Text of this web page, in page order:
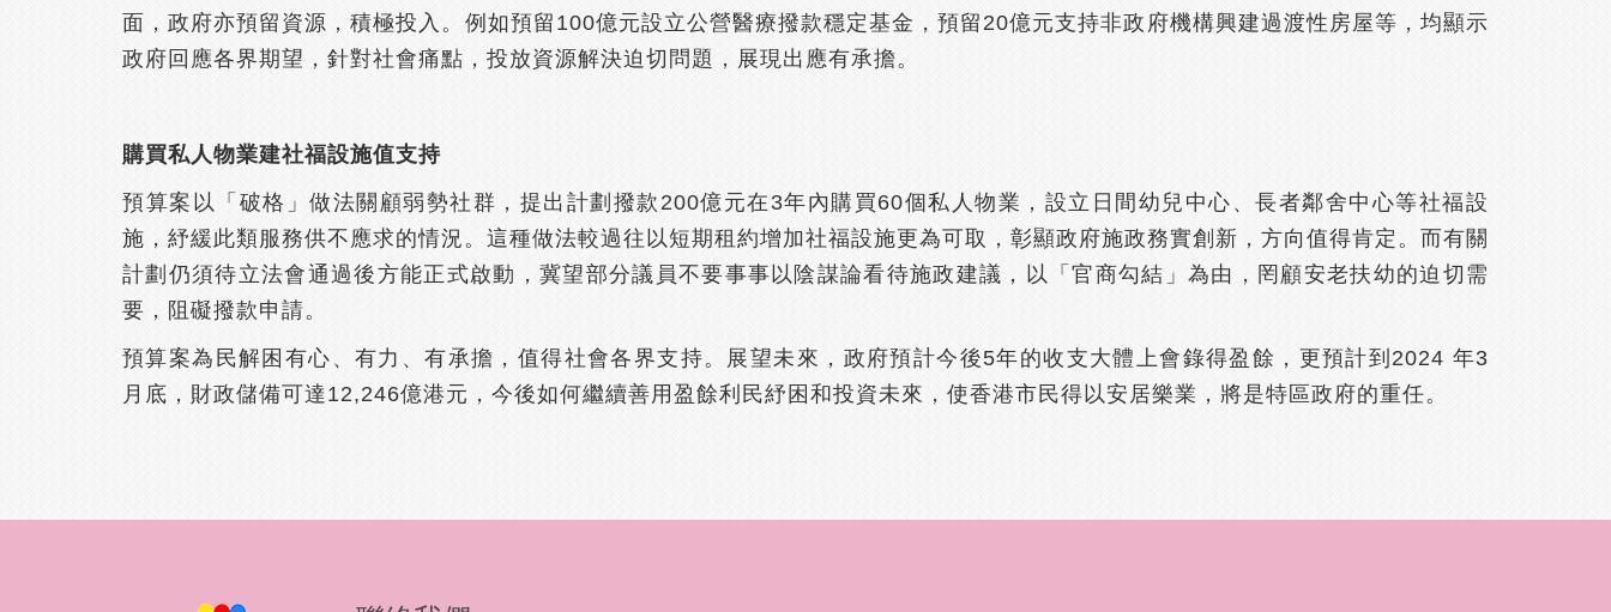
面，政府亦預留資源，積極投入。例如預留100億元設立公營醫療撥款穩定基金，預留20億元支持非政府機構興建過渡性房屋等，均顯示
政府回應各界期望，針對社會痛點，投放資源解決迫切問題，展現出應有承擔。
購買私人物業建社福設施值支持
預算案以「破格」做法關顧弱勢社群，提出計劃撥款200億元在3年內購買60個私人物業，設立日間幼兒中心、長者鄰舍中心等社福設
施，紓緩此類服務供不應求的情況。這種做法較過往以短期租約增加社福設施更為可取，彰顯政府施政務實創新，方向值得肯定。而有關
計劃仍須待立法會通過後方能正式啟動，冀望部分議員不要事事以陰謀論看待施政建議，以「官商勾結」為由，罔顧安老扶幼的迫切需
要，阻礙撥款申請。
預算案為民解困有心、有力、有承擔，值得社會各界支持。展望未來，政府預計今後5年的收支大體上會錄得盈餘，更預計到2024 年3
月底，財政儲備可達12,246億港元，今後如何繼續善用盈餘利民紓困和投資未來，使香港市民得以安居樂業，將是特區政府的重任。